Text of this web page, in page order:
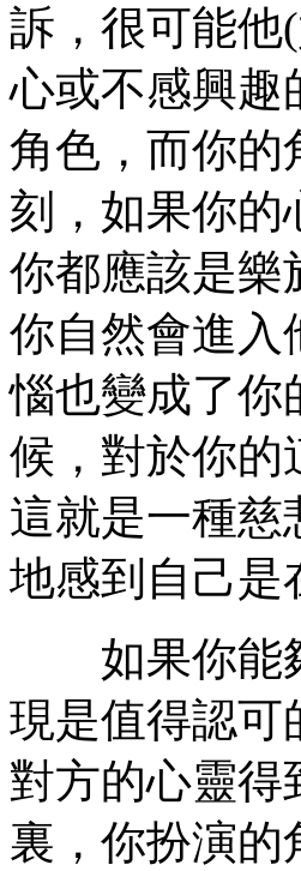
訴，很可能他
心或不感興趣
角色，而你的
刻，如果你的
你都應該是樂
你自然會進入
惱也變成了你
候，對於你的
這就是一種慈
地感到自己是
如果你能夠
現是值得認可
對方的心靈得
裏，你扮演的